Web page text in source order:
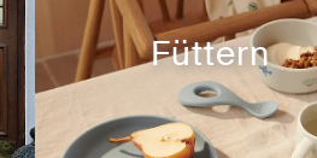
Füttern